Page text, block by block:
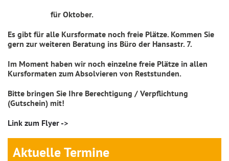
für Oktober.
Es gibt für alle Kursformate noch freie Plätze. Kommen Sie
gern zur weiteren Beratung ins Büro der Hansastr. 7.
Im Moment haben wir noch einzelne freie Plätze in allen
Kursformaten zum Absolvieren von Reststunden.
Bitte bringen Sie Ihre Berechtigung / Verpflichtung
(Gutschein) mit!
Link zum Flyer ->
Aktuelle Termine